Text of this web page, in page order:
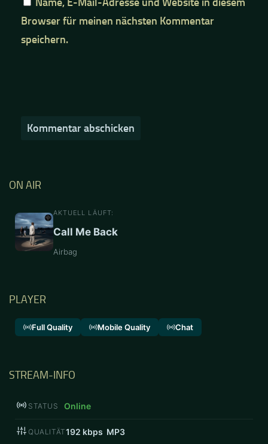
Browser für meinen nächsten Kommentar
speichern.
ON AIR
AKTUELL LÄUFT:
Call Me Back
Airbag
PLAYER
Full Quality Mobile Quality Chat
STREAM-INFO
STATUS Online
QUALITÄT192 kbps MP3